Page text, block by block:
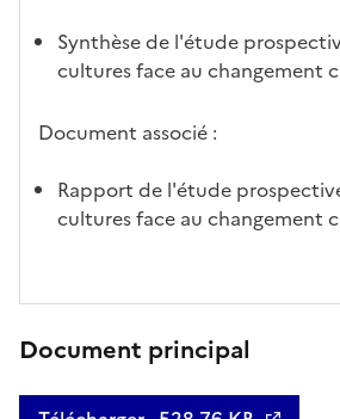
Synthèse de l'étude
cultures face au changement
Document associé :
Rapport de l'étude
cultures face au changement
Document principal